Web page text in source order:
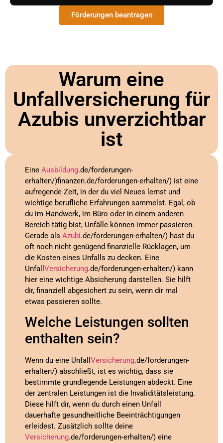
Förderungen beantragen
Warum eine
Unfallversicherung für
Azubis unverzichtbar
ist
Eine Ausbildung.de/forderungen-
erhalten/)finanzen.de/forderungen-erhalten/) ist eine
aufregende Zeit, in der du viel Neues lernst und
wichtige berufliche Erfahrungen sammelst. Egal, ob
du im Handwerk, im Büro oder in einem anderen
Bereich tätig bist, Unfälle können immer passieren.
Gerade als Azubi.de/forderungen-erhalten/) hast du
oft noch nicht genügend finanzielle Rücklagen, um
die Kosten eines Unfalls zu decken. Eine
Unfall Versicherung.de/forderungen-erhalten/) kann
hier eine wichtige Absicherung darstellen. Sie hilft
dir, finanziell abgesichert zu sein, wenn dir mal
etwas passieren sollte.
Welche Leistungen sollten
enthalten sein?
Wenn du eine Unfall Versicherung.de/forderungen-
erhalten/) abschließt, ist es wichtig, dass sie
bestimmte grundlegende Leistungen abdeckt. Eine
der zentralen Leistungen ist die Invaliditätsleistung.
Diese hilft dir, wenn du durch einen Unfall
dauerhafte gesundheitliche Beeinträchtigungen
erleidest. Zusätzlich sollte deine
Versicherung.de/forderungen-erhalten/) eine